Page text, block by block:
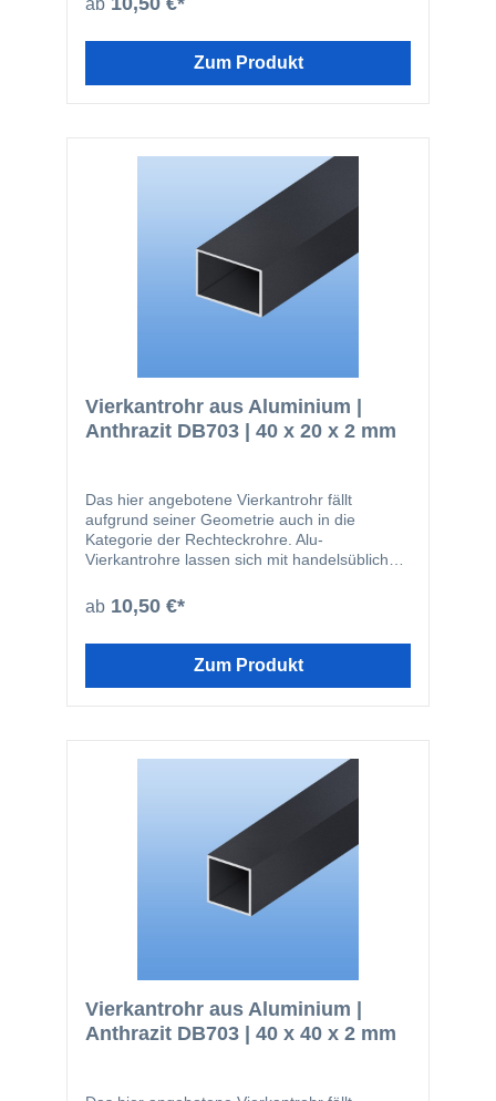
Bereichen eingesetzt: Fensterbau
Geländerbau Fassadenbau Im Bereich von
pulverbeschichtet werden. Nachfolgend noch
einmal ein paar Vorteile des Werkstoffes
Oberfläche nicht magnetisch kann gut
zerspant werden (bohren, sägen) geringes
ab
Zum Produkt
Vierkantrohr aus Aluminium |
Anthrazit DB703 | 40 x 20 x 2 mm
Das hier angebotene Vierkantrohr fällt
aufgrund seiner Geometrie auch in die
Kategorie der Rechteckrohre. Alu-
Vierkantrohre lassen sich mit handelsüblichen
Das Material wird beispielsweise in den
folgenden Bereichen eingesetzt: Fensterbau
Geländerbau Fassadenbau Im Bereich von
Aluminium: einfach zu bearbeiten glatte
Oberfläche nicht magnetisch kann gut
zerspant werden (bohren, sägen) geringes
ab 10,50 €*
Zum Produkt
Vierkantrohr aus Aluminium |
Anthrazit DB703 | 40 x 40 x 2 mm